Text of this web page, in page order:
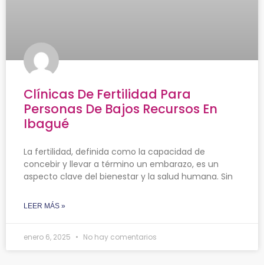
Clínicas De Fertilidad Para
Personas De Bajos Recursos En
Ibagué
La fertilidad, definida como la capacidad de
concebir y llevar a término un embarazo, es un
aspecto clave del bienestar y la salud humana. Sin
LEER MÁS »
enero 6, 2025 No hay comentarios